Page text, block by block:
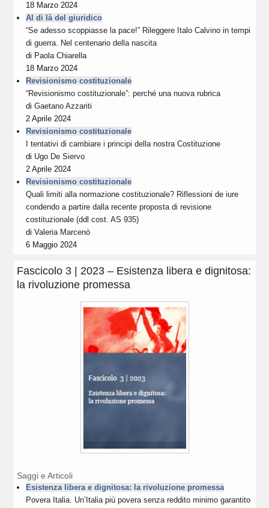
18 Marzo 2024
Al di là del giuridico
“Se adesso scoppiasse la pace!” Rileggere Italo Calvino in tempi
di guerra. Nel centenario della nascita
di Paola Chiarella
18 Marzo 2024
Revisionismo costituzionale
“Revisionismo costituzionale”: perché una nuova rubrica
diGaetano Azzariti
2 Aprile 2024
Revisionismo costituzionale
I tentativi di cambiare i principi della nostra Costituzione
di Ugo De Siervo
2 Aprile 2024
Revisionismo costituzionale
Quali limiti alla normazione costituzionale? Riflessioni de iure
condendo a partire dalla recente proposta di revisione
costituzionale (ddl cost. AS 935)
diValeria Marcenò
6 Maggio 2024
Fascicolo 3 | 2023 – Esistenza libera e dignitosa:
la rivoluzione promessa
Saggi e Articoli
Esistenza libera e dignitosa: la rivoluzione promessa
Povera Italia. Un’Italia più povera senza reddito minimo garantito